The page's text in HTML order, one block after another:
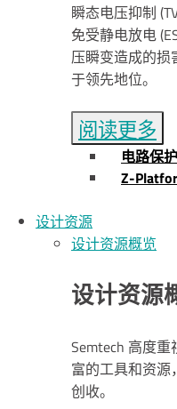
瞬态电压抑制
免受静电放电
压瞬变造成的损
于领先地位。
阅读更多
电路保
Z-
设计资源
设计资源概览
设计资源
Semtech 高度
富的工具和资
创收。